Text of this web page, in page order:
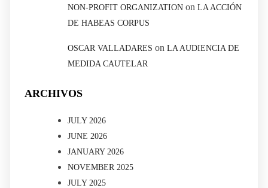
NON-PROFIT ORGANIZATION on LA ACCIÓN
DE HABEAS CORPUS
OSCAR VALLADARES on LA AUDIENCIA DE
MEDIDA CAUTELAR
ARCHIVOS
JULY 2026
JUNE 2026
JANUARY 2026
NOVEMBER 2025
JULY 2025